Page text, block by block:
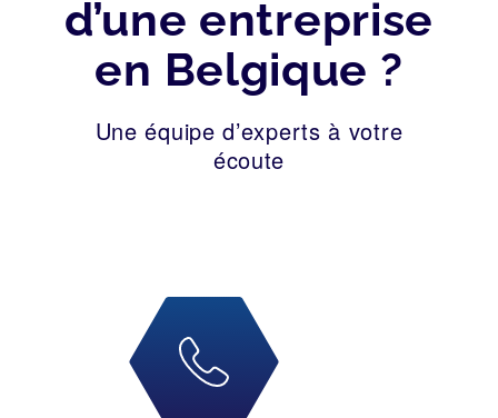
d’une entreprise
en Belgique ?
Une équipe d’experts à votre
écoute